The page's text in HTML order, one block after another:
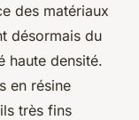
des matériaux
désormais du
haute densité.
en résine
très fins